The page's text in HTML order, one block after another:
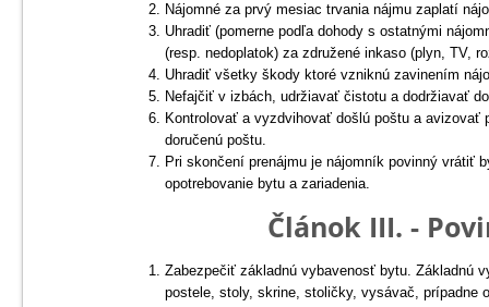
Nájomné za prvý mesiac trvania nájmu zaplatí
Uhradiť (pomerne podľa dohody s ostatnými nájomníkmi)
(resp. nedoplatok) za združené inkaso (plyn, TV,
Uhradiť všetky škody ktoré vzniknú zavinením
Nefajčiť v izbách, udržiavať čistotu a dodržiavať
Kontrolovať a vyzdvihovať došlú poštu a
doručenú poštu.
Pri skončení prenájmu je nájomník povinný vrátiť
opotrebovanie bytu a zariadenia.
Článok III. -
Zabezpečiť základnú vybavenosť bytu. Základnú
postele, stoly, skrine, stoličky, vysávač, prípadne